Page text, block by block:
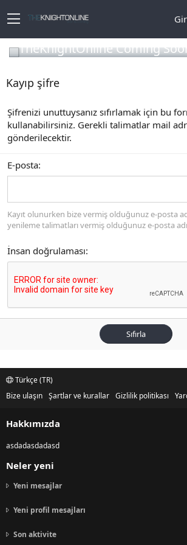
TheKnightOnline Coming
Kayıp şifre
Şifrenizi unuttuysanız sıfırlamak için bu
kullanabilirsiniz. Gerekli talimatlar mail
gönderilecektir.
E-posta
Kayıt olunurken bize vermiş olduğunuz e-posta
yenileme talimatları vermiş olduğunuz e-posta
İnsan doğrulaması
Sıfırla
Türkçe (TR)
Bize ulaşın Şartlar ve kurallar Gizlilik politikası
Hakkımızda
asdadasdadasd
Neler yeni
Yeni mesajlar
Yeni profil mesajları
Son aktivite